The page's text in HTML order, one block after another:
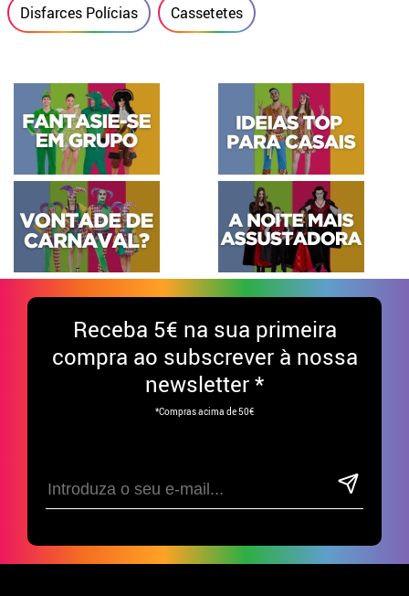
Disfarces Polícias Cassetetes
Receba 5€ na sua primeira
compra ao subscrever à nossa
newsletter *
*Compras acima de 50€